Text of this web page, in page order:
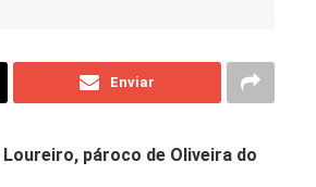
Enviar
pároco de Oliveira do